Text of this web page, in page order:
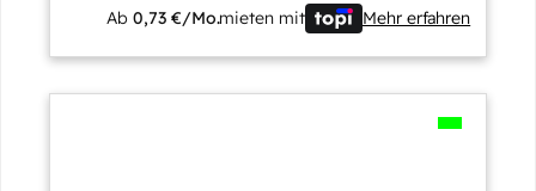
Ab0,73 €/Mo.mieten mit Mehr erfahren